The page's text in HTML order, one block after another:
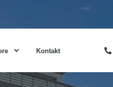
Kontakt